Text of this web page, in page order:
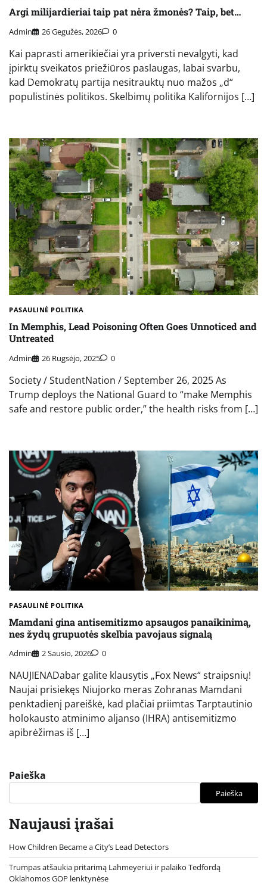
Argi milijardieriai taip pat nėra žmonės? Taip, bet…
Admin 26 Gegužės, 2026 0
Kai paprasti amerikiečiai yra priversti nevalgyti, kad
įpirktų sveikatos priežiūros paslaugas, labai svarbu,
kad Demokratų partija nesitrauktų nuo mažos „d“
populistinės politikos. Skelbimų politika Kalifornijos […]
PASAULINĖ POLITIKA
In Memphis, Lead Poisoning Often Goes Unnoticed and
Untreated
Admin 26 Rugsėjo, 2025 0
Society / StudentNation / September 26, 2025 As
Trump deploys the National Guard to “make Memphis
safe and restore public order,” the health risks from […]
PASAULINĖ POLITIKA
Mamdani gina antisemitizmo apsaugos panaikinimą,
nes žydų grupuotės skelbia pavojaus signalą
Admin 2 Sausio, 2026 0
NAUJIENADabar galite klausytis „Fox News“ straipsnių!
Naujai prisiekęs Niujorko meras Zohranas Mamdani
penktadienį pareiškė, kad plačiai priimtas Tarptautinio
holokausto atminimo aljanso (IHRA) antisemitizmo
apibrėžimas iš […]
Paieška
Paieška
Naujausi įrašai
How Children Became a City’s Lead Detectors
Trumpas atšaukia pritarimą Lahmeyeriui ir palaiko Tedfordą
Oklahomos GOP lenktynėse